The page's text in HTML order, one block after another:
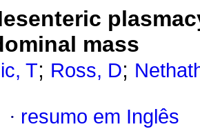
mass
T; Ross, D;
· resumo em Inglês